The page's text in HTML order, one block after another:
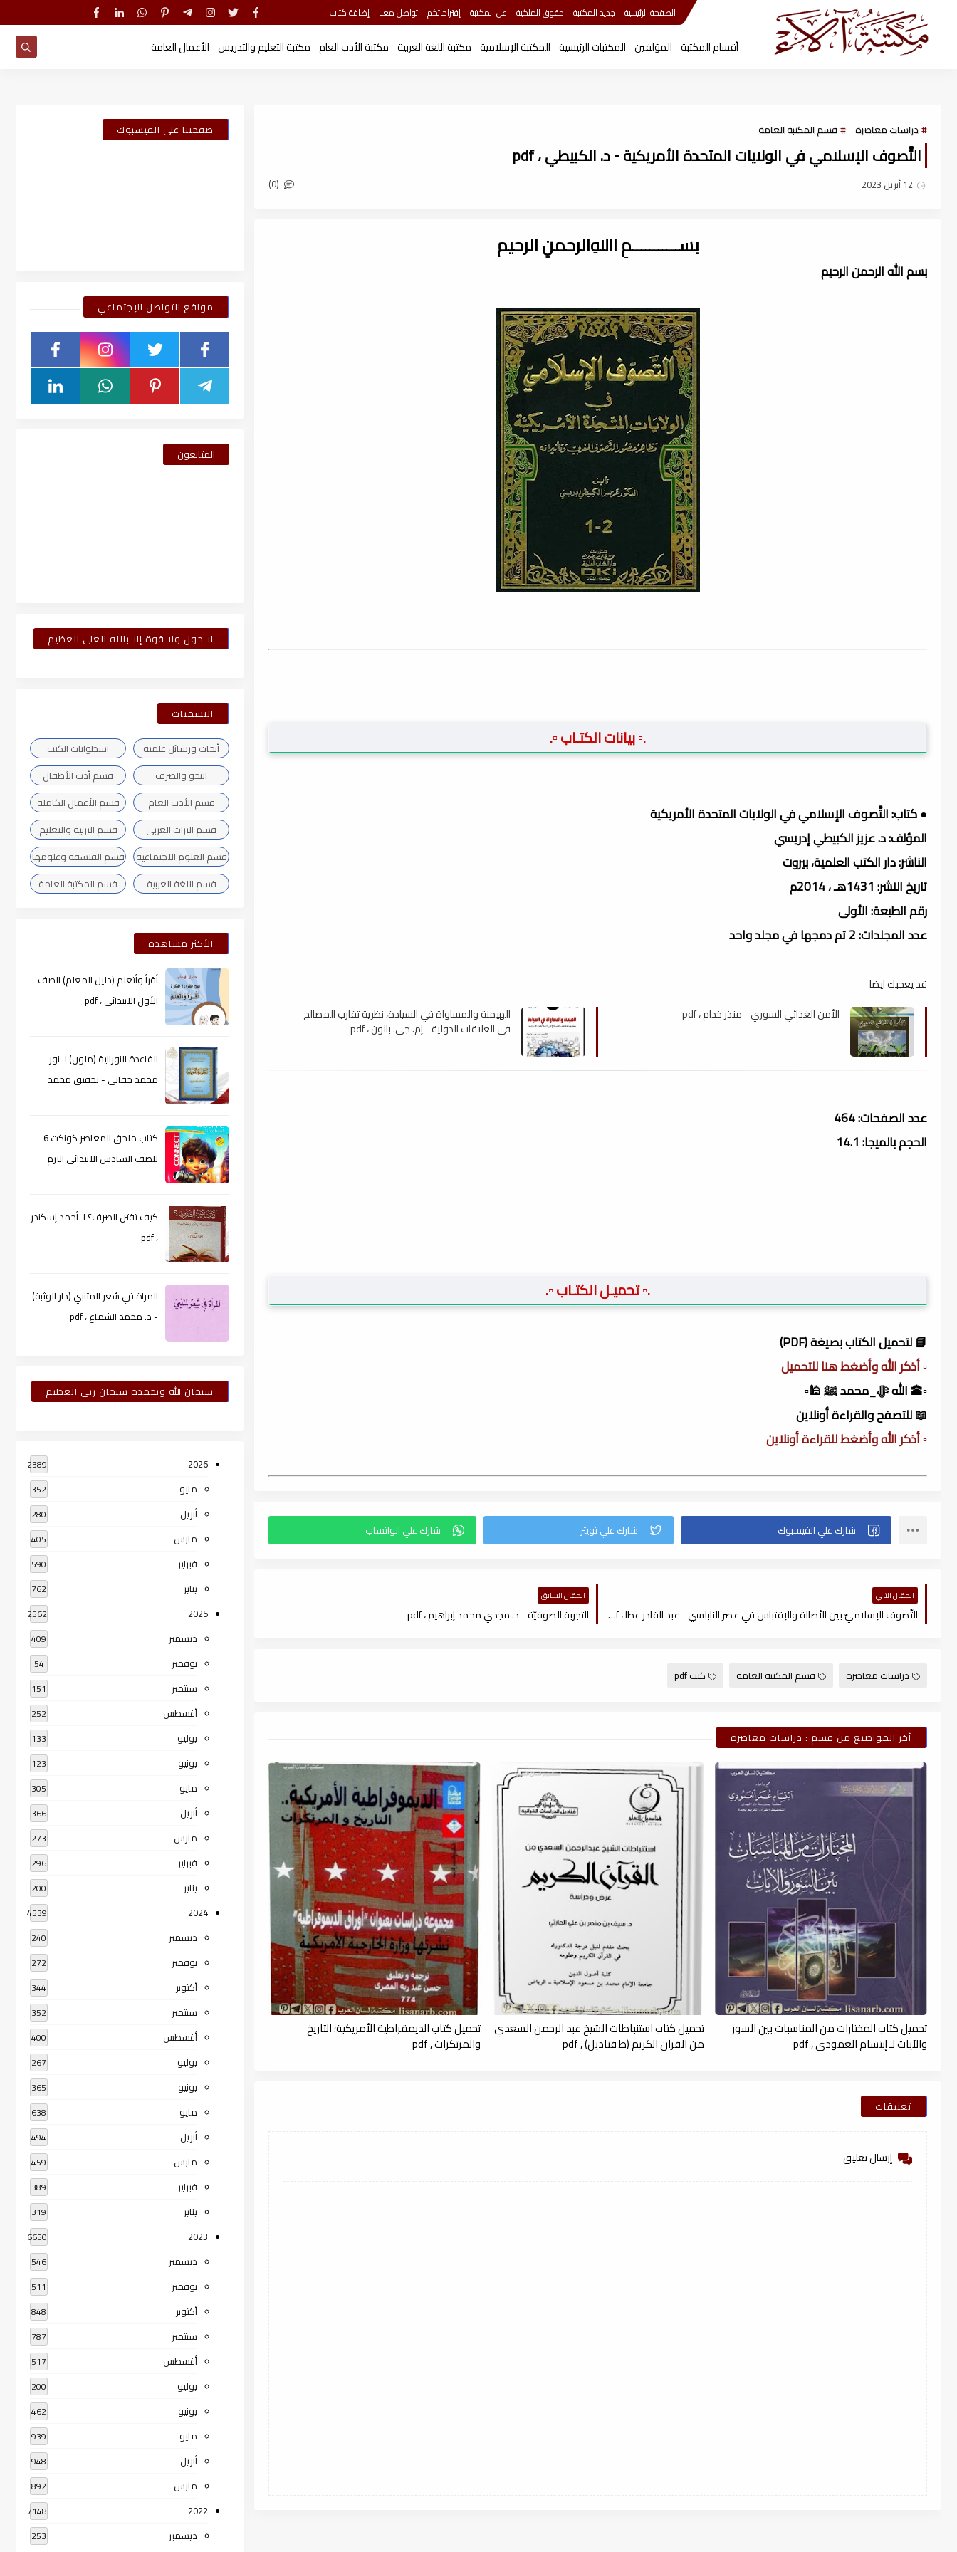
الصفحة الرئيسية جديد المكتبة حقوق الملكية عن المكتبة إقتراحاتكم تواصل معنا إضافة كتاب
أقسام المكتبة المؤلفين المكتبات الرئيسية المكتبة الإسلامية مكتبة اللغة العربية مكتبة الأدب العام مكتبة التعليم والتدريس الأعمال العامة
دراسات معاصرة قسم المكتبة العامة
التَّصوف الإسلامي في الولايات المتحدة الأمريكية - د. الكبيطي ، pdf
12 أبريل 2023 (0)
بســـــــــــمِ اﷲِالرحمنِ الرحيم
بسم الله الرحمن الرحيم
.▫️ بيانات الكتـاب ▫️.
● كتاب: التَّصوف الإسلامي في الولايات المتحدة الأمريكية
المؤلف: د. عزيز الكبيطي إدريسي
الناشر: دار الكتب العلمية، بيروت
تاريخ النشر: 1431هـ ، 2014م
رقم الطبعة: الأولى
عدد المجلدات: 2 تم دمجها في مجلد واحد
قد يعجبك ايضا
الأمن الغذائي السوري - منذر خدام ، pdf
الهيمنة والمساواة في السيادة، نظرية تقارب المصالح
في العلاقات الدولية - إم. جي. بالون ، pdf
عدد الصفحات: 464
الحجم بالميجا: 14.1
.▫️ تحميـل الكتـاب ▫️.
📘 لتحميل الكتاب بصيغة (PDF)
▫️ أذكر الله وأضغط هنا للتحميل
▫️🕋 الله ﷻ_محمد ﷺ 🕌▫️
📖 للتصفح والقراءة أونلاين
▫️ أذكر الله وأضغط للقراءة أونلاين
المقال التالي
التَّصوف الإسلاميّ بين الأصالة والإقتباس في عصر النابلسي - عبد القادر عطا ، pdf
المقال السابق
التجربة الصوفيَّة - د. مجدي محمد إبراهيم ، pdf
دراسات معاصرة قسم المكتبة العامة كتب pdf
أخر المواضيع من قسم : دراسات معاصرة
تحميل كتاب المختارات من المناسبات بين السور
والآيات لـ إيتسام العمودى , pdf
تحميل كتاب استنباطات الشيخ عبد الرحمن السعدي
من القرآن الكريم (ط قناديل) , pdf
تحميل كتاب الديمقراطية الأمريكية؛ التاريخ
والمرتكزات , pdf
تعليقات
إرسال تعليق
صفحتنا على الفيسبوك
مواقع التواصل الإجتماعي
المتابعون
لا حول ولا قوة إلا بالله العلى العظيم
التسميات
أبحاث ورسائل علمية
اسطوانات الكتب
النحو والصرف
قسم أدب الأطفال
قسم الأدب العام
قسم الأعمال الكاملة
قسم التراث العربى
قسم التربية والتعليم
قسم العلوم الاجتماعية
قسم الفلسفة وعلومها
قسم اللغة العربية
قسم المكتبة العامة
الأكثر مشاهدة
أقرأ وأتعلم (دليل المعلم) الصف
الأول الابتدائى ، pdf
القاعدة النورانية (ملون) لـ نور
محمد حقاني - تحقيق محمد
كتاب ملحق المعاصر كونكت 6
للصف السادس الابتدائى الترم
كيف تقتن الصرف؟ لـ أحمد إسكندر
، pdf
المراة في شعر المتنبي (دار الوثبة)
- د. محمد الشماع ، pdf
سبحان الله وبحمده سبحان ربى العظيم
2026
2389
مايو 352
أبريل 280
مارس 405
فبراير 590
يناير 762
2025
2562
ديسمبر 409
نوفمبر 54
سبتمبر 151
أغسطس 252
يوليو 133
يونيو 123
مايو 305
أبريل 366
مارس 273
فبراير 296
يناير 200
2024
4539
ديسمبر 240
نوفمبر 272
أكتوبر 344
سبتمبر 352
أغسطس 400
يوليو 267
يونيو 365
مايو 638
أبريل 494
مارس 459
فبراير 389
يناير 319
2023
6650
ديسمبر 546
نوفمبر 511
أكتوبر 848
سبتمبر 787
أغسطس 517
يوليو 200
يونيو 462
مايو 939
أبريل 948
مارس 892
2022
7148
ديسمبر 253